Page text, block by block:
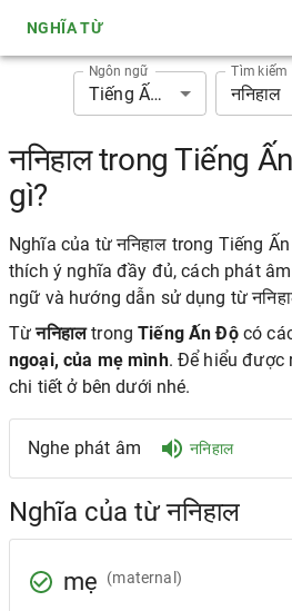
NGHĨA TỪ
Ngôn ngữ
Tiếng Ấn Độ
Tìm kiếm
ननिहाल trong Tiếng
gì?
Nghĩa của từ ननिहाल trong Tiếng
thích ý nghĩa đầy đủ, cách phát
ngữ và hướng dẫn sử dụng từ
TừननिहालtrongTiếng Ấn Độcó
ngoại, của mẹ mình. Để hiểu được
chi tiết ở bên dưới nhé.
Nghe phát âm ननिहाल
Nghĩa của từ ननिहाल
mẹ (maternal)